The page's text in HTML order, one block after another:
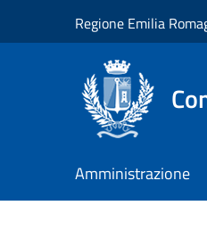
Regione Emilia
Amministrazione